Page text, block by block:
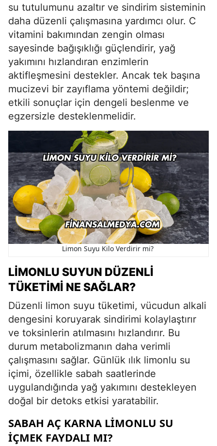
su tutulumunu azaltır ve sindirim sisteminin
daha düzenli çalışmasına yardımcı olur. C
vitamini bakımından zengin olması
sayesinde bağışıklığı güçlendirir, yağ
yakımını hızlandıran enzimlerin
aktifleşmesini destekler. Ancak tek başına
mucizevi bir zayıflama yöntemi değildir;
etkili sonuçlar için dengeli beslenme ve
egzersizle desteklenmelidir.
Limon Suyu Kilo Verdirir mi?
LIMONLU SUYUN DÜZENLI
TÜKETIMI NE SAĞLAR?
Düzenli limon suyu tüketimi, vücudun alkali
dengesini koruyarak sindirimi kolaylaştırır
ve toksinlerin atılmasını hızlandırır. Bu
durum metabolizmanın daha verimli
çalışmasını sağlar. Günlük ılık limonlu su
içimi, özellikle sabah saatlerinde
uygulandığında yağ yakımını destekleyen
doğal bir detoks etkisi yaratabilir.
SABAH AÇ KARNA LIMONLU SU
İÇMEK FAYDALI MI?